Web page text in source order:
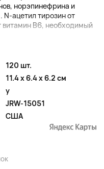
норэпинефрина и
ацетил тирозин от
B6, необходимый
120 шт.
11.4 x 6.4 x 6.2 см
y
JRW-15051
США